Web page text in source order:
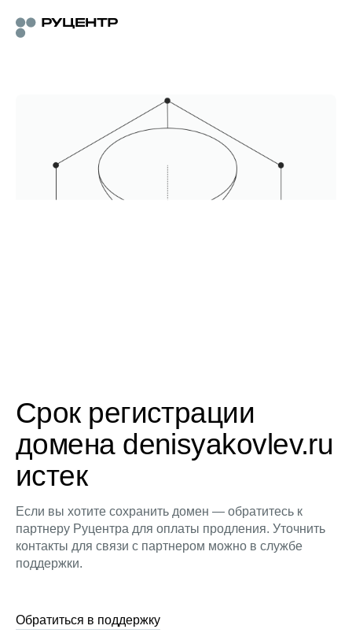
Срок регистрации
домена denisyakovlev.ru
истек
Если вы хотите сохранить домен — обратитесь к
партнеру Руцентра для оплаты продления. Уточнить
контакты для связи с партнером можно в службе
поддержки.
Обратиться в поддержку